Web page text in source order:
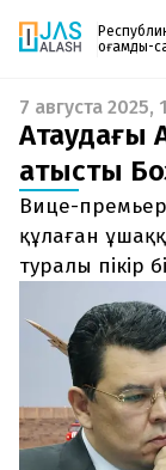
қоғамдық-
Жаңалықтар
Спорт
Live
Руханият
Аймақ
Архив
Заң және
Редакциямен
+7 708 604 51
Жарнама бөлімі
+7 701 220 64
Пошта
Газетке
PDF форматтағы
поштаңызға
шыққан сәтте
енгізіңіз, біз
7 августа 2025,
қатысты
Вице-
құлаған
туралы пікір